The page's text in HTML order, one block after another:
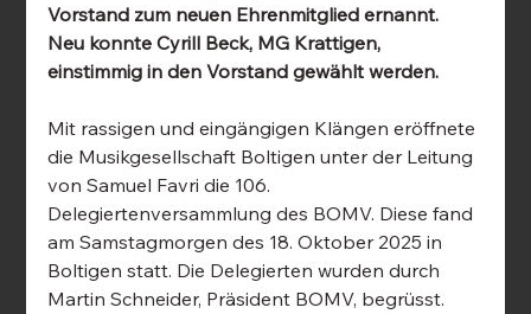
Vorstand zum neuen Ehrenmitglied ernannt.
Neu konnte Cyrill Beck, MG Krattigen,
einstimmig in den Vorstand gewählt werden.
Mit rassigen und eingängigen Klängen eröffnete
die Musikgesellschaft Boltigen unter der Leitung
von Samuel Favri die 106.
Delegiertenversammlung des BOMV. Diese fand
am Samstagmorgen des 18. Oktober 2025 in
Boltigen statt. Die Delegierten wurden durch
Martin Schneider, Präsident BOMV, begrüsst.